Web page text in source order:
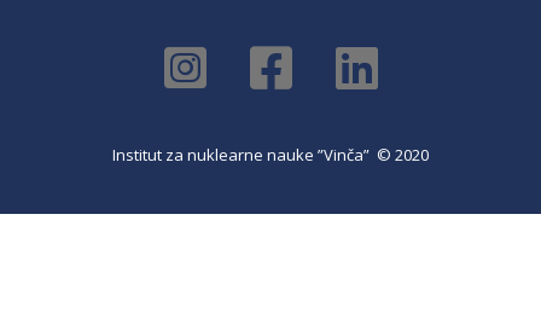
Institut za nuklearne nauke ”Vinča” © 2020